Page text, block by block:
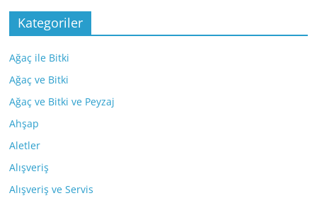
Kategoriler
Ağaç ile Bitki
Ağaç ve Bitki
Ağaç ve Bitki ve Peyzaj
Ahşap
Aletler
Alışveriş
Alışveriş ve Servis